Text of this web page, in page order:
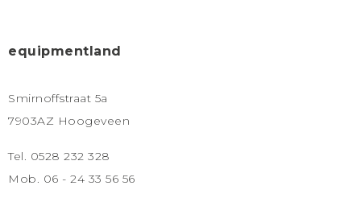
equipmentland
Smirnoffstraat 5a
7903AZ Hoogeveen
Tel. 0528 232 328
Mob. 06 - 24 33 56 56